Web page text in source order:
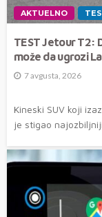
AKTUELNO
TEST Jetour T2:
može da ugrozi
7 avgusta, 2026
Kineski SUV koji
je stigao